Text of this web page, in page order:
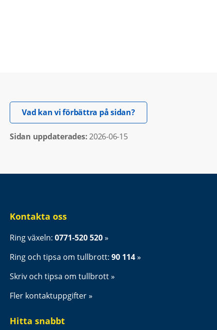
Vad kan vi förbättra på sidan?Öppnas i nytt fönster.
Sidan uppdaterades: 2026-06-15
Kontakta oss
Ring växeln: 0771-520 520
Ring och tipsa om tullbrott: 90 114
Skriv och tipsa om tullbrott
Fler kontaktuppgifter
Hitta snabbt